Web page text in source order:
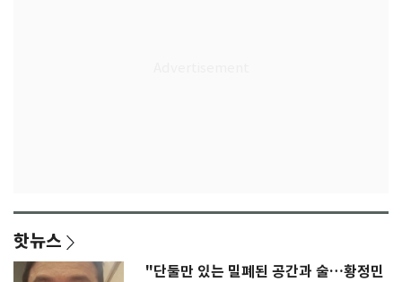
핫뉴스
"단둘만 있는 밀폐된 공간과 술…황정민